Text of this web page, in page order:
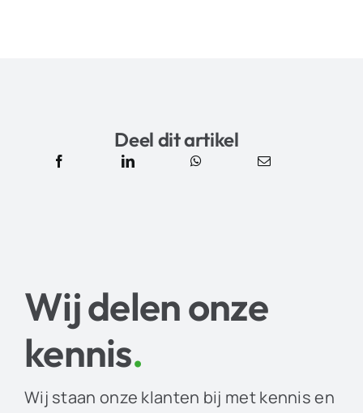
Deel dit artikel
Wij delen onze
kennis.
Wij staan onze klanten bij met kennis en